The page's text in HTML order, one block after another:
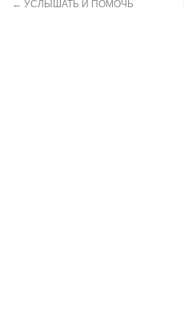
← УСЛЫШАТЬ И ПОМОЧЬ